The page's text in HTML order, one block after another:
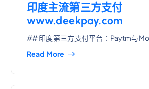
印度主流第三方支付
www.deekpay.com
## 印度第三方支付平台：Paytm与
Read More